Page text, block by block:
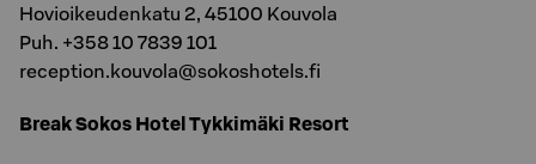
Hovioikeudenkatu 2, 45100 Kouvola
Puh. +358 10 7839 101
reception.kouvola@sokoshotels.fi
Break Sokos Hotel Tykkimäki Resort